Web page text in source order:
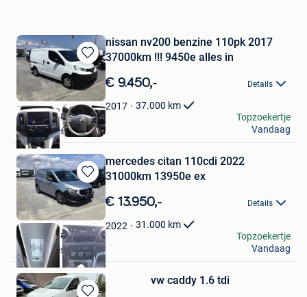
Bewaren
in
Mijn
Favorieten
nissan nv200 benzine 110pk 2017
37000km !!! 9450e alles in
€ 9.450,- Details
2017 37.000 km
Sneyers Hans
Linter-Drieslinter
Topzoekertje
Vandaag
Bewaren
in
Mijn
Favorieten
mercedes citan 110cdi 2022
31000km 13950e ex
€ 13.950,- Details
2022 31.000 km
Sneyers Hans
Linter-Drieslinter
Topzoekertje
Vandaag
vw caddy 1.6 tdi